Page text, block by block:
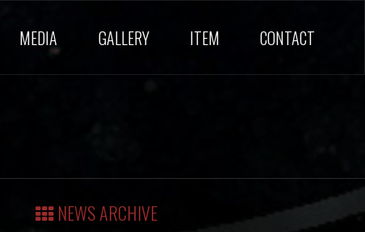
MEDIA GALLERY ITEM CONTACT
NEWS ARCHIVE